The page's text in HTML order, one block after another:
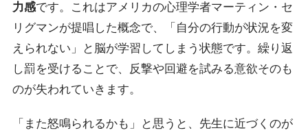
力感です。これはアメリカの心理学者マーティン・セ
リグマンが提唱した概念で、「自分の行動が状況を変
えられない」と脳が学習してしまう状態です。繰り返
し罰を受けることで、反撃や回避を試みる意欲そのも
のが失われていきます。
「また怒鳴られるかも」と思うと、先生に近づくのが